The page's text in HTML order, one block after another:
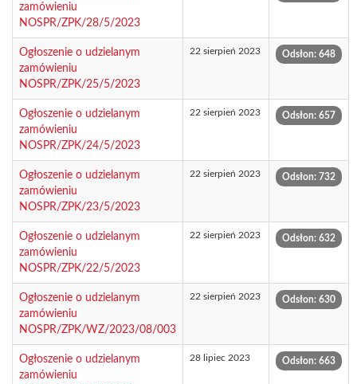
zamówieniu
NOSPR/ZPK/28/5/2023
Ogłoszenie o udzielanym
zamówieniu
NOSPR/ZPK/25/5/2023
22 sierpień 2023 Odsłon: 648
Ogłoszenie o udzielanym
zamówieniu
NOSPR/ZPK/24/5/2023
22 sierpień 2023 Odsłon: 657
Ogłoszenie o udzielanym
zamówieniu
NOSPR/ZPK/23/5/2023
22 sierpień 2023 Odsłon: 732
Ogłoszenie o udzielanym
zamówieniu
NOSPR/ZPK/22/5/2023
22 sierpień 2023 Odsłon: 632
Ogłoszenie o udzielanym
zamówieniu
NOSPR/ZPK/WZ/2023/08/003
22 sierpień 2023 Odsłon: 630
Ogłoszenie o udzielanym
zamówieniu
28 lipiec 2023 Odsłon: 663